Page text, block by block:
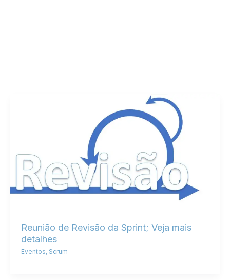
Reunião de Revisão da Sprint; Veja mais
detalhes
Eventos, Scrum